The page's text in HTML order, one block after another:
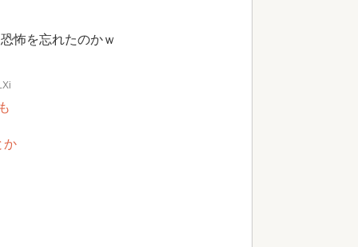
怖を忘れたのかｗ
か